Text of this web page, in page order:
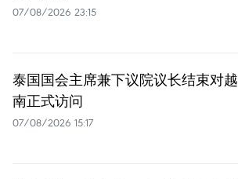
07/08/2026 23:15
泰国国会主席兼下议院议长结束对越
南正式访问
07/08/2026 15:17